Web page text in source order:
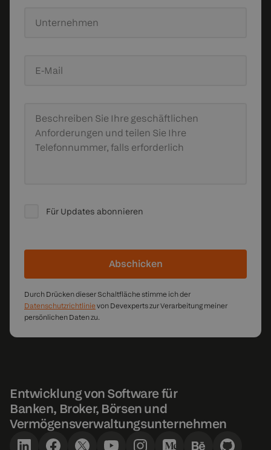
Unternehmen
E-Mail
Beschreiben Sie Ihre geschäftlichen
Anforderungen und teilen Sie Ihre
Telefonnummer, falls erforderlich
Für Updates abonnieren
Abschicken
Durch Drücken dieser Schaltfläche stimme ich der
Datenschutzrichtlinievon Devexperts zur Verarbeitung meiner
persönlichen Daten zu.
Entwicklung von Software für
Banken, Broker, Börsen und
Vermögensverwaltungsunternehmen